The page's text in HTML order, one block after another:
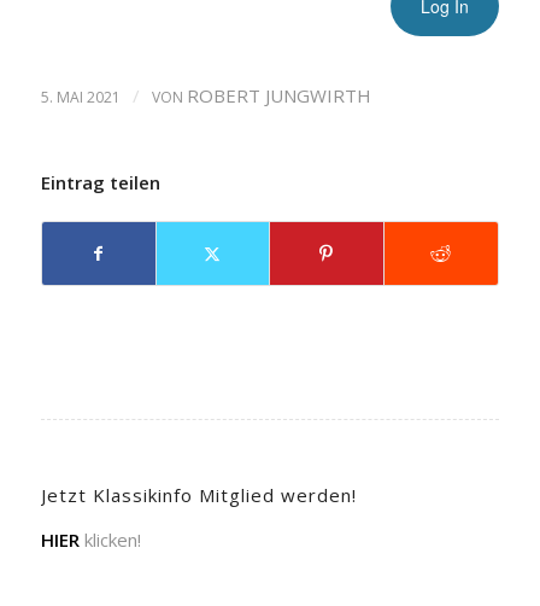
5. MAI 2021 / VON ROBERT JUNGWIRTH
Eintrag teilen
Jetzt Klassikinfo Mitglied werden!
HIER klicken!